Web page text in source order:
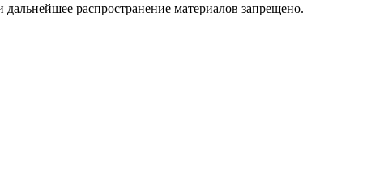
дальнейшее распространение материалов запрещено.